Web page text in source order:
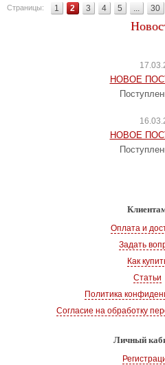
Страницы: 1 2 3 4 5 ... 30
НОВОЕ
НОВОЕ
Оплата и
Задать
Как
Статьи
Политика
Согласие на обработку
Личный